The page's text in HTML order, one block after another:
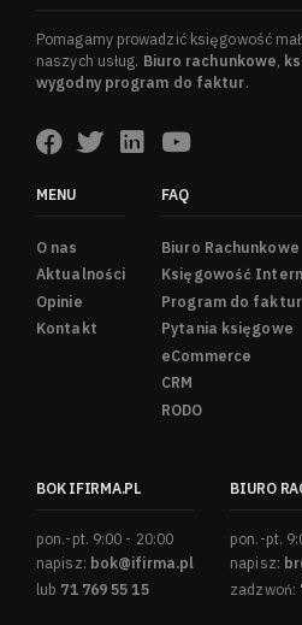
Pomagamy prowadzić księgowość
naszych usług. Biuro rachunkowe,
wygodny program do faktur.
MENU
O nas
Aktualności
Opinie
Kontakt
FAQ
Biuro Rachunkowe
Księgowość
Program do faktur
Pytania księgowe
eCommerce
CRM
RODO
BOK IFIRMA.PL
pon.-pt. 9:00 - 20:00
napisz: bok@ifirma.pl
lub 71 769 55 15
BIURO
pon.-pt.
napisz:
zadzwoń: